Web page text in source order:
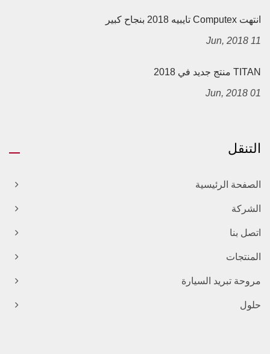
انتهت Computex تايبيه 2018 بنجاح كبير
11 Jun, 2018
TITAN منتج جديد في 2018
01 Jun, 2018
التنقل
الصفحة الرئيسية
الشركة
اتصل بنا
المنتجات
مروحة تبريد السيارة
حلول